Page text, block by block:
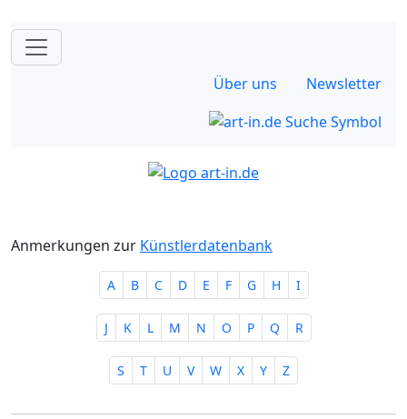
Über uns Newsletter
Anmerkungen zur Künstlerdatenbank
A B C D E F G H I
J K L M N O P Q R
S T U V W X Y Z